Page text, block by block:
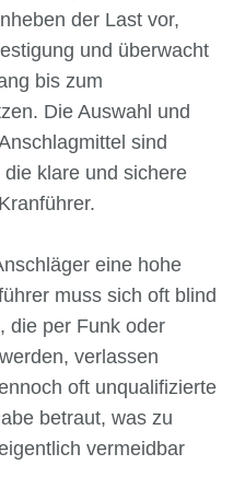
der Last vor,
und überwacht
bis zum
Die Auswahl und
sind
klare und sichere
eine hohe
muss sich oft blind
die per Funk oder
verlassen
oft unqualifizierte
betraut, was zu
vermeidbar